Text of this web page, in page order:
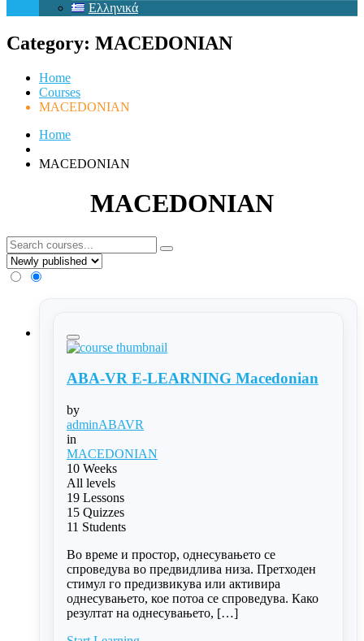
Ελληνικά
Category: MACEDONIAN
Home
Courses
MACEDONIAN
Home
MACEDONIAN
MACEDONIAN
ABA-VR E-LEARNING Macedonian
by
adminABAVR
in
MACEDONIAN
10 Weeks
All levels
19 Lessons
15 Quizzes
11 Students
Во време и простор, однесувањето се
спроведува во предвидлива низа. Претходен
стимул го предизвикува или активира
однесувањето, кое потоа се спроведува. Како
резултат на однесувањето, […]